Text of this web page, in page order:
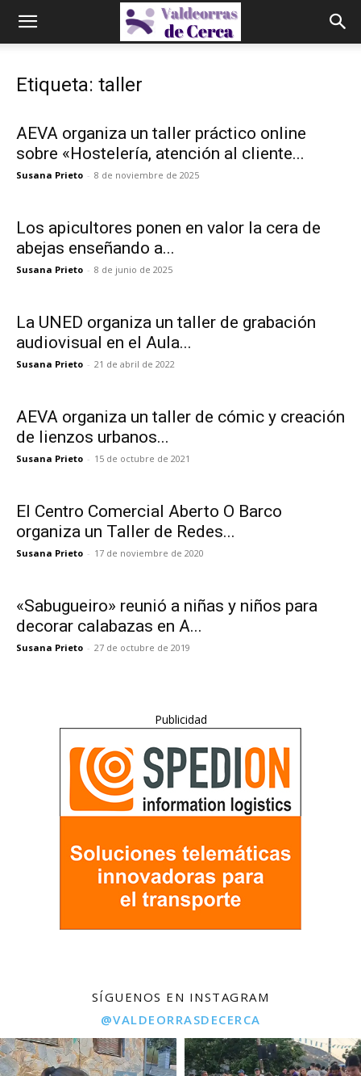
Etiqueta: taller
AEVA organiza un taller práctico online
sobre «Hostelería, atención al cliente...
Susana Prieto - 8 de noviembre de 2025
Los apicultores ponen en valor la cera de
abejas enseñando a...
Susana Prieto - 8 de junio de 2025
La UNED organiza un taller de grabación
audiovisual en el Aula...
Susana Prieto - 21 de abril de 2022
AEVA organiza un taller de cómic y creación
de lienzos urbanos...
Susana Prieto - 15 de octubre de 2021
El Centro Comercial Aberto O Barco
organiza un Taller de Redes...
Susana Prieto - 17 de noviembre de 2020
«Sabugueiro» reunió a niñas y niños para
decorar calabazas en A...
Susana Prieto - 27 de octubre de 2019
Publicidad
SÍGUENOS EN INSTAGRAM
@VALDEORRASDECERCA